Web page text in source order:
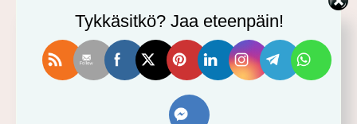
Älä yritä omin voimin
Käytä saamaasi voimaa!
Tykkäsitkö? Jaa eteenpäin!